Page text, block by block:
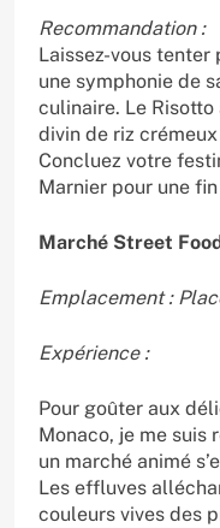
Recommandation :
Laissez-vous
une symphonie de
culinaire. Le
divin de riz
Concluez votre
Marnier pour une
Marché Street
Emplacement :
Expérience :
Pour goûter aux
Monaco, je me suis
un marché animé
Les effluves
couleurs vives des